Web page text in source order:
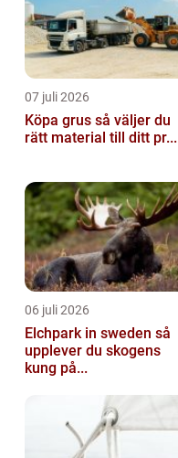
07 juli 2026
Köpa grus så väljer du
rätt material till ditt pr...
06 juli 2026
Elchpark in sweden så
upplever du skogens
kung på...